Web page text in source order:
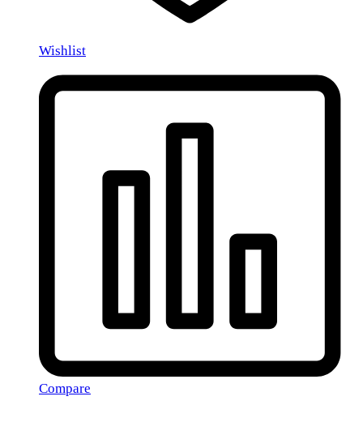
Wishlist
Compare